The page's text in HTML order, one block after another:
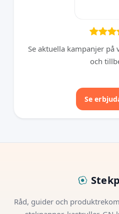
Se aktuella kampanjer
och
Se
Råd, guider och